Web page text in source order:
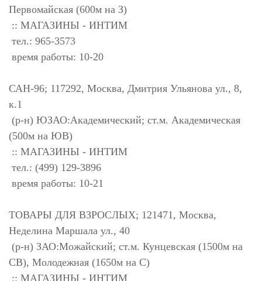
Первомайская (600м на З)
:: МАГАЗИНЫ - ИНТИМ
тел.: 965-3573
время работы: 10-20
САН-96; 117292, Москва, Дмитрия Ульянова ул., 8,
к.1
(р-н) ЮЗАО:Академический; ст.м. Академическая
(500м на ЮВ)
:: МАГАЗИНЫ - ИНТИМ
тел.: (499) 129-3896
время работы: 10-21
ТОВАРЫ ДЛЯ ВЗРОСЛЫХ; 121471, Москва,
Неделина Маршала ул., 40
(р-н) ЗАО:Можайский; ст.м. Кунцевская (1500м на
СВ), Молодежная (1650м на С)
:: МАГАЗИНЫ - ИНТИМ